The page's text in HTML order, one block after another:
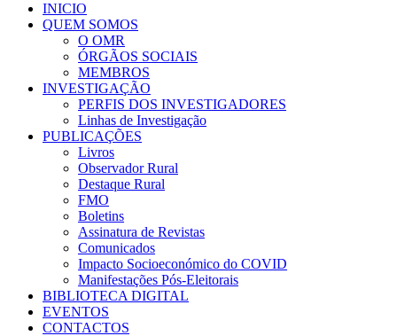
INICIO
QUEM SOMOS
O OMR
ÓRGÃOS SOCIAIS
MEMBROS
INVESTIGAÇÃO
PERFIS DOS INVESTIGADORES
Linhas de Investigação
PUBLICAÇÕES
Livros
Observador Rural
Destaque Rural
FMO
Boletins
Assinatura de Revistas
Comunicados
Impacto Socioeconómico do COVID
Manifestações Pós-Eleitorais
BIBLIOTECA DIGITAL
EVENTOS
CONTACTOS